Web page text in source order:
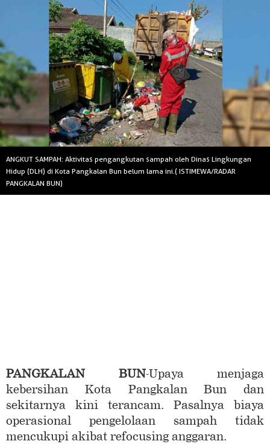
ANGKUT SAMPAH: Aktivitas pengangkutan sampah oleh Dinas Lingkungan
Hidup (DLH) di Kota Pangkalan Bun belum lama ini.( ISTIMEWA/RADAR
PANGKALAN BUN)
PANGKALAN BUN-Upaya menjaga
kebersihan Kota Pangkalan Bun dan
sekitarnya kini terancam. Pasalnya biaya
operasional pengelolaan sampah tidak
mencukupi akibat refocusing anggaran.